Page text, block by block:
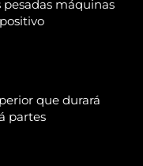
máquinas
que durará
partes